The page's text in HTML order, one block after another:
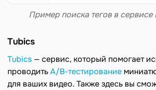
Пример поиска тегов в сервисе
Tubics
Tubics — сервис, который помогает
проводитьA/B-тестирование
для ваших видео. Также здесь вы